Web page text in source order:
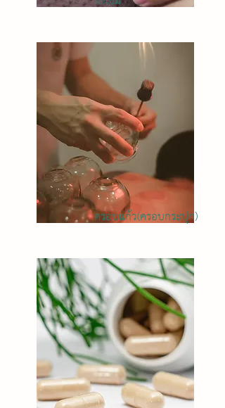
ครอบแก้ว(ครอบกระปุก)